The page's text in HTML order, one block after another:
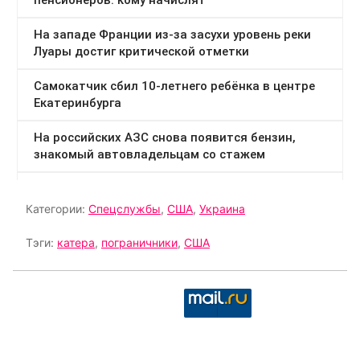
Категории: Спецслужбы, США, Украина
Тэги: катера, пограничники, США